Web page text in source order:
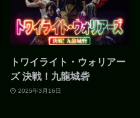
トワイライト・ウォリアー
ズ 決戦！九龍城砦
2025年3月16日